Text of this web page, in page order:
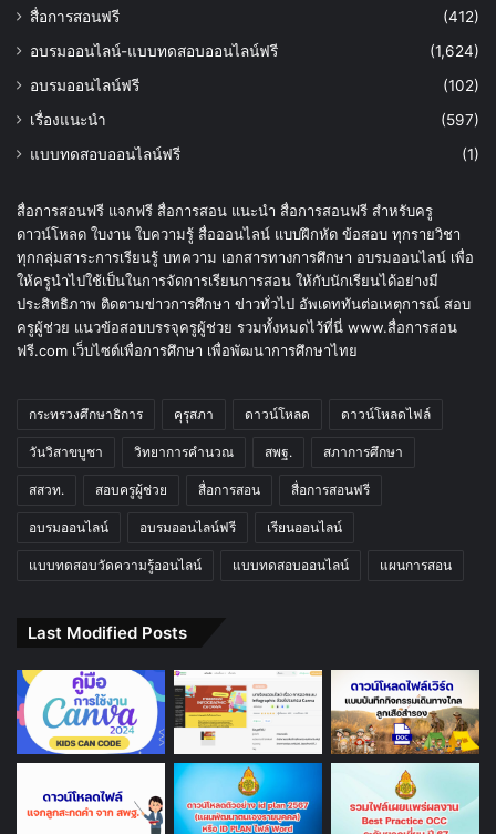
แจกไฟล์ word แบบฝึกทักษะการอ่าน ป.1-ป.3
ดาวน์โหลดไฟล์ คู่มือครูวิชาคณิตศาสตร์ ป.1 ,
ป.2 , ป.4 , ป.5 ไฟล์ PDF (มีเฉลยหนังสือแบบ
ฝึกหัดทั้งแนบท้ายของคู่มือแต่ละเล่ม)
หมวดหมู่
ข่าวการศึกษา
ดาวน์โหลดไฟล์งานครู
สื่อการสอนฟรี
อบรมออนไลน์-แบบทดสอบออนไลน์ฟรี
อบรมออนไลน์ฟรี
สื่อการสอนฟรี แจกฟรี สื่อการสอน แนะนำ สื่อการสอนฟรี สำหรับครู
ดาวน์โหลด ใบงาน ใบความรู้ สื่อออนไลน์ แบบฝึกหัด ข้อสอบ ทุกรายวิชา
ทุกกลุ่มสาระการเรียนรู้ บทความ เอกสารทางการศึกษา อบรมออนไลน์ เพื่อ
ให้ครูนำไปใช้เป็นในการจัดการเรียนการสอน ให้กับนักเรียนได้อย่างมี
ประสิทธิภาพ ติดตามข่าวการศึกษา ข่าวทั่วไป อัพเดททันต่อเหตุการณ์ สอบ
ครูผู้ช่วย แนวข้อสอบบรรจุครูผู้ช่วย รวมทั้งหมดไว้ที่นี่ www.สื่อการสอน
ฟรี.com เว็บไซต์เพื่อการศึกษา เพื่อพัฒนาการศึกษาไทย